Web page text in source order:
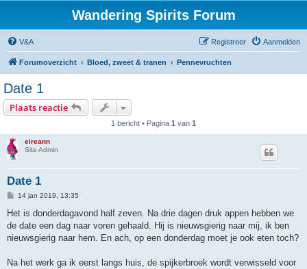
Wandering Spirits Forum
V&A Aanmelden
Registreer
Forumoverzicht Bloed, zweet & tranen Pennevruchten
Date 1
Plaats reactie
1 bericht • Pagina 1 van 1
eireann
Site Admin
Date 1
B
r
c
h
14 jan 2019, 13:35
Het is donderdagavond half zeven. Na drie dagen druk appen hebben we
de date een dag naar voren gehaald. Hij is nieuwsgierig naar mij, ik ben
nieuwsgierig naar hem. En ach, op een donderdag moet je ook eten toch?
Na het werk ga ik eerst langs huis, de spijkerbroek wordt verwisseld voor